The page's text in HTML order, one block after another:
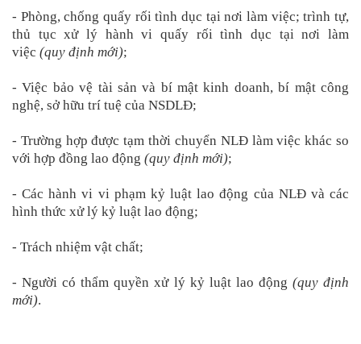
- Phòng, chống quấy rối tình dục tại nơi làm việc; trình tự,
thủ tục xử lý hành vi quấy rối tình dục tại nơi làm
việc (quy định mới);
- Việc bảo vệ tài sản và bí mật kinh doanh, bí mật công
nghệ, sở hữu trí tuệ của NSDLĐ;
- Trường hợp được tạm thời chuyển NLĐ làm việc khác so
với hợp đồng lao động (quy định mới);
- Các hành vi vi phạm kỷ luật lao động của NLĐ và các
hình thức xử lý kỷ luật lao động;
- Trách nhiệm vật chất;
- Người có thẩm quyền xử lý kỷ luật lao động (quy định
mới).